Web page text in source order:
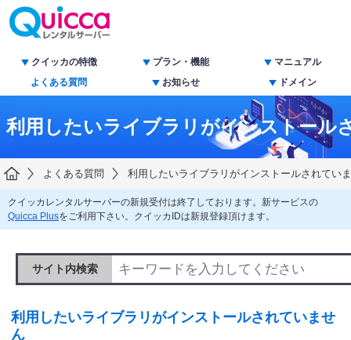
クイッカの特徴 プラン・機能
マニュアル
よくある質問
お知らせ ドメイン
利用したいライブラリがインストール
よくある質問 利用したいライブラリがインストールされてい
クイッカレンタルサーバーの新規受付は終了しております。新サービスの
Quicca Plusをご利用下さい。クイッカIDは新規登録頂けます。
サイト内検索
利用したいライブラリがインストールされていませ
ん